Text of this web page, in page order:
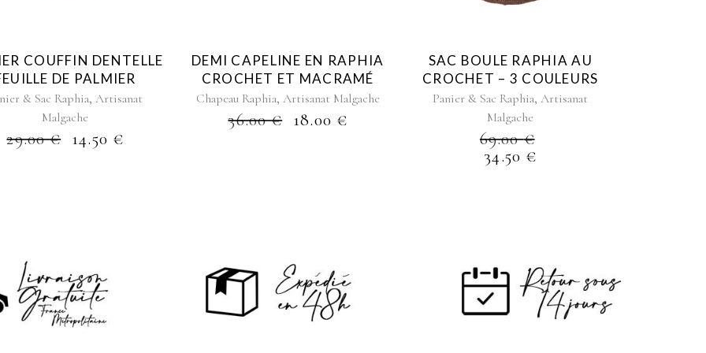
COUFFIN DENTELLE
DE PALMIER
& Sac Raphia,Artisanat
Malgache
29.00€ 14.50 €
DEMI CAPELINE EN RAPHIA
CROCHET ET MACRAMÉ
Chapeau Raphia, Artisanat Malgache
36.00€ 18.00 €
Les
être
choisies
sur
la
page
du
SAC BOULE RAPHIA AU
CROCHET – 3 COULEURS
Panier & Sac Raphia,Artisanat
Malgache
69.00€
34.50 €